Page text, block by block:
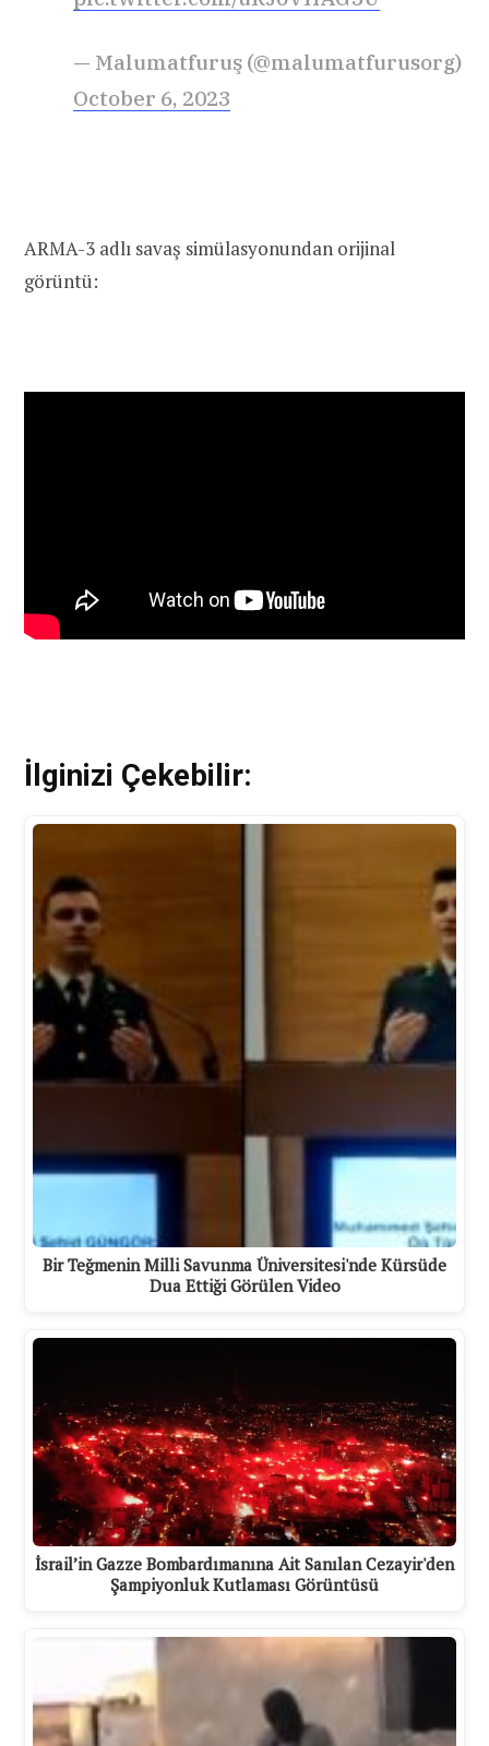
— Malumatfuruş (@malumatfurusorg)
October 6, 2023
ARMA-3 adlı savaş simülasyonundan orijinal
görüntü:
İlginizi Çekebilir:
Bir Teğmenin Milli Savunma Üniversitesi'nde Kürsüde
Dua Ettiği Görülen Video
İsrail’in Gazze Bombardımanına Ait Sanılan Cezayir'den
Şampiyonluk Kutlaması Görüntüsü